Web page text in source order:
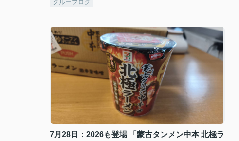
クルーブログ
7月28日：2026も登場 「蒙古タンメン中本 北極ラ